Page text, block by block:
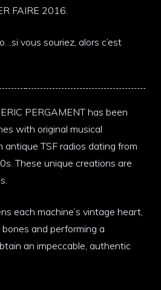
FAIRE 2016.
vous souriez, alors c’est
PERGAMENT has been
with original musical
TSF radios dating from
These unique creations are
each machine’s vintage heart,
and performing a
an impeccable, authentic